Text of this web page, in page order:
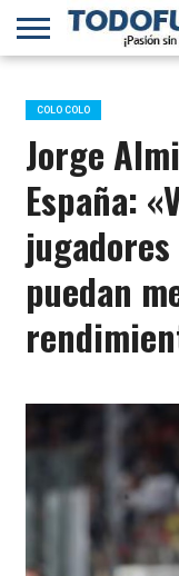
PRIMERA
B
SELECCIÓN
CHILENA
CHILENOS
EN EL
MUNDO
FÚTBOL
INTERNACIONAL
COLO COLO
Jorge
España:
puedan